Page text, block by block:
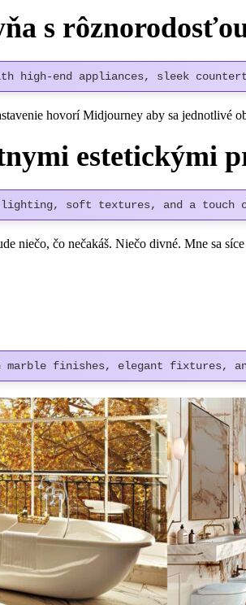
s
high-end appliances, sleek
hovorí Midjourney aby sa jednotlivé
estetickými
lighting, soft textures, and a
niečo, čo nečakáš. Niečo divné. Mne sa
marble finishes, elegant fixtures,